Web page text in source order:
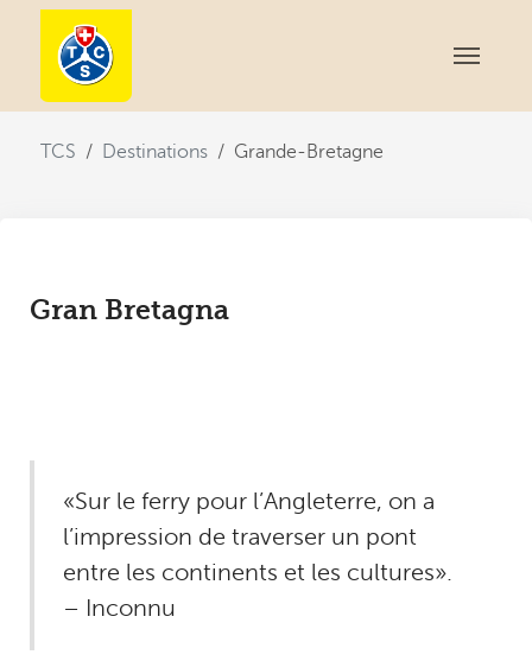
TCS Destinations Grande-Bretagne
Gran Bretagna
«Sur le ferry pour l’Angleterre, on a
l’impression de traverser un pont
entre les continents et les cultures».
– Inconnu